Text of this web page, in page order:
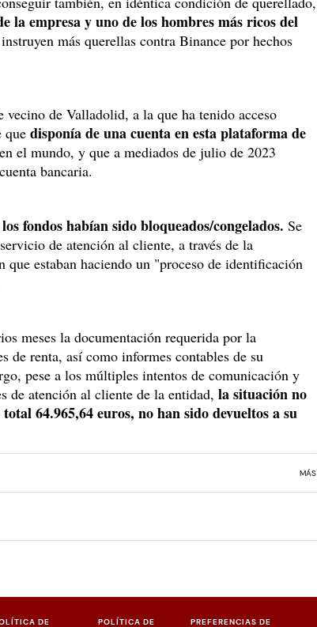
la empresa y uno de los hombres más ricos del
más querellas contra Binance por hechos
vecino de Valladolid, a la que ha tenido acceso
que disponía de una cuenta en esta plataforma de
el mundo, y que a mediados de julio de 2023
bancaria.
los fondos habían sido bloqueados/congelados. Se
de atención al cliente, a través de la
estaban haciendo un "proceso de identificación
meses la documentación requerida por la
de renta, así como informes contables de su
pese a los múltiples intentos de comunicación y
de atención al cliente de la entidad, la situación no
64.965,64 euros, no han sido devueltos a su
MÁS
DE POLÍTICA DE PREFERENCIAS DE